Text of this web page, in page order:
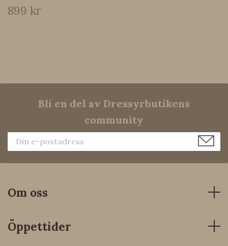
899 kr
Bli en del av Dressyrbutikens
community
Om oss
Öppettider